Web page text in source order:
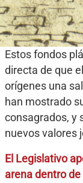
Estos fondos
directa de que
orígenes una
han mostrado
consagrados, y
nuevos valores
El Legislativo
arena dentro